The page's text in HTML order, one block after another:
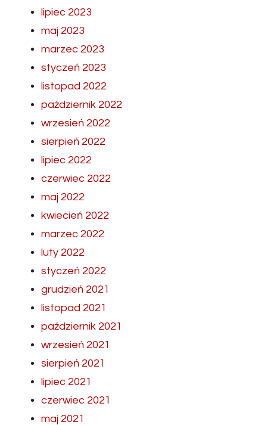
lipiec 2023
maj 2023
marzec 2023
styczeń 2023
listopad 2022
październik 2022
wrzesień 2022
sierpień 2022
lipiec 2022
czerwiec 2022
maj 2022
kwiecień 2022
marzec 2022
luty 2022
styczeń 2022
grudzień 2021
listopad 2021
październik 2021
wrzesień 2021
sierpień 2021
lipiec 2021
czerwiec 2021
maj 2021